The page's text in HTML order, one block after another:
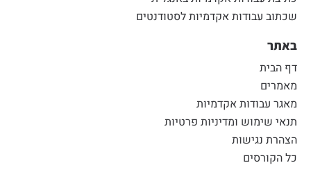
שכתוב עבודות אקדמיות לסטודנטים
באתר
דף הבית
מאמרים
מאגר עבודות אקדמיות
תנאי שימוש ומדיניות פרטיות
הצהרת נגישות
כל הקורסים